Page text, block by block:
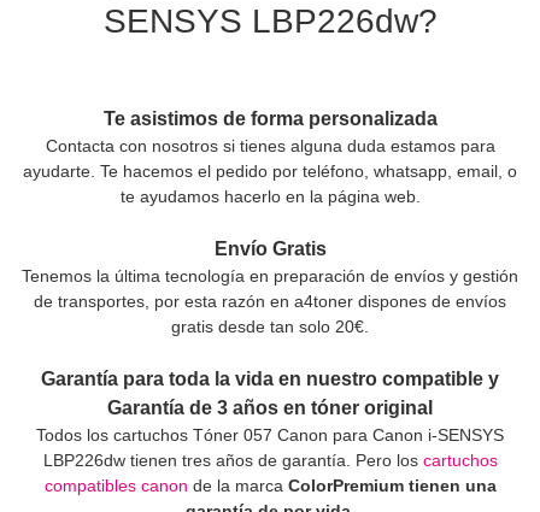
SENSYS LBP226dw?
Te asistimos de forma personalizada
Contacta con nosotros si tienes alguna duda estamos para
ayudarte. Te hacemos el pedido por teléfono, whatsapp, email, o
te ayudamos hacerlo en la página web.
Envío Gratis
Tenemos la última tecnología en preparación de envíos y gestión
de transportes, por esta razón en a4toner dispones de envíos
gratis desde tan solo 20€.
Garantía para toda la vida en nuestro compatible y
Garantía de 3 años en tóner original
Todos los cartuchos Tóner 057 Canon para Canon i-SENSYS
LBP226dw tienen tres años de garantía. Pero los cartuchos
compatibles canon de la marca ColorPremium tienen una